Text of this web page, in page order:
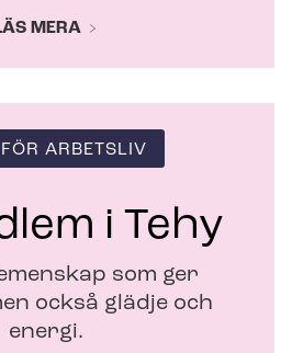
MERA
ARBETSLIV
i Tehy
som ger
också glädje och
energi.